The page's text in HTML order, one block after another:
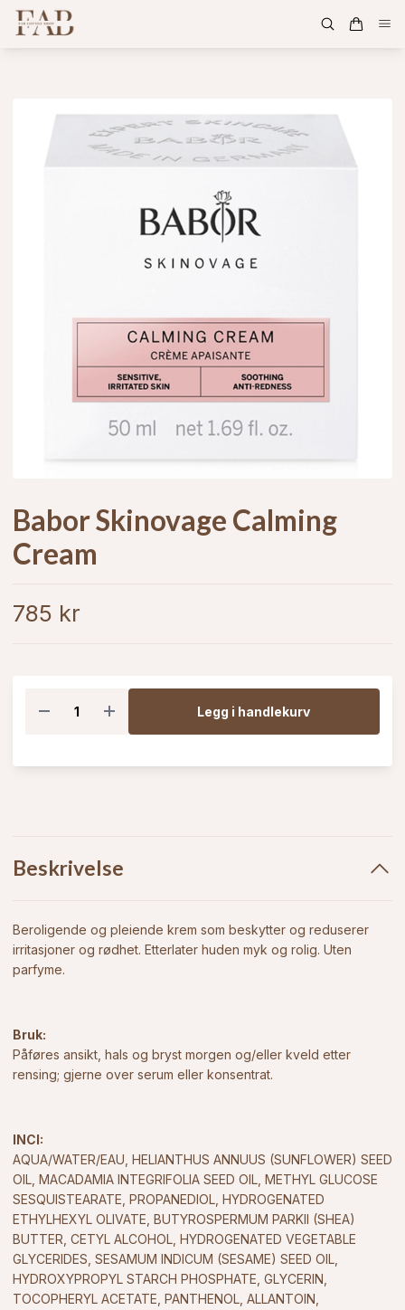
Babor Skinovage Calming
Cream
785 kr
Legg i handlekurv
Beskrivelse
Beroligende og pleiende krem som beskytter og reduserer
irritasjoner og rødhet. Etterlater huden myk og rolig. Uten
parfyme.
Bruk:
Påføres ansikt, hals og bryst morgen og/eller kveld etter
rensing; gjerne over serum eller konsentrat.
INCI:
AQUA/WATER/EAU, HELIANTHUS ANNUUS (SUNFLOWER) SEED
OIL, MACADAMIA INTEGRIFOLIA SEED OIL, METHYL GLUCOSE
SESQUISTEARATE, PROPANEDIOL, HYDROGENATED
ETHYLHEXYL OLIVATE, BUTYROSPERMUM PARKII (SHEA)
BUTTER, CETYL ALCOHOL, HYDROGENATED VEGETABLE
GLYCERIDES, SESAMUM INDICUM (SESAME) SEED OIL,
HYDROXYPROPYL STARCH PHOSPHATE, GLYCERIN,
TOCOPHERYL ACETATE, PANTHENOL, ALLANTOIN,